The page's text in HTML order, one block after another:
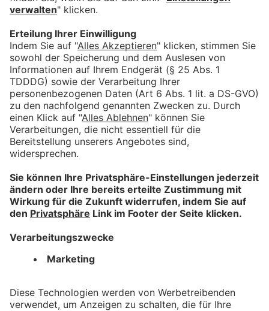
oder Kässpatzen? Das sagen die Direktkandidaten:
Stimmkreis 712
Memmingen
Stimmkreis 709
Kempten
Oberallgäu
Stimmkreis 710
Lindau/Sonthofen
Stimmkreis 711 -
Marktoberdorf
Stimmkreis 708
Kaufbeuren